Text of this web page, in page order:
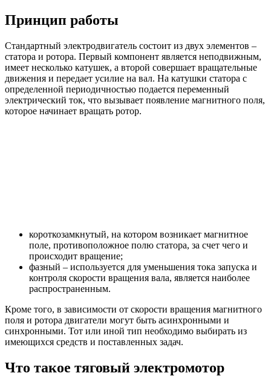
Принцип работы
Стандартный электродвигатель состоит из двух элементов –
статора и ротора. Первый компонент является неподвижным,
имеет несколько катушек, а второй совершает вращательные
движения и передает усилие на вал. На катушки статора с
определенной периодичностью подается переменный
электрический ток, что вызывает появление магнитного поля,
которое начинает вращать ротор.
короткозамкнутый, на котором возникает магнитное
поле, противоположное полю статора, за счет чего и
происходит вращение;
фазный – используется для уменьшения тока запуска и
контроля скорости вращения вала, является наиболее
распространенным.
Кроме того, в зависимости от скорости вращения магнитного
поля и ротора двигатели могут быть асинхронными и
синхронными. Тот или иной тип необходимо выбирать из
имеющихся средств и поставленных задач.
Что такое тяговый электромотор